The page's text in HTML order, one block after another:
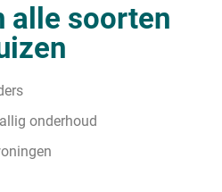
alle soorten
onderhoud